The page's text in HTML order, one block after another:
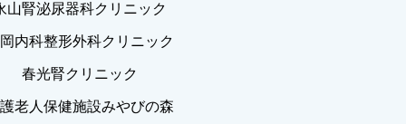
山腎泌尿器科クリニック
内科整形外科クリニック
春光腎クリニック
老人保健施設みやびの森